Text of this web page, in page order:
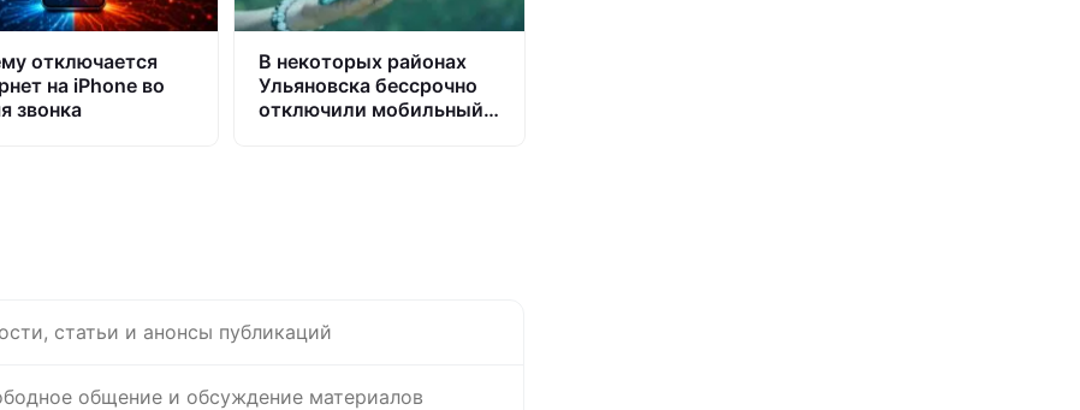
отключается
на iPhone во
звонка
В некоторых районах
Ульяновска бессрочно
отключили мобильный
статьи и анонсы публикаций
общение и обсуждение материалов